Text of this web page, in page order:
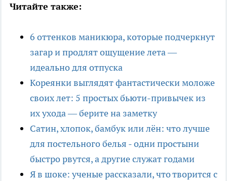
Читайте также:
6 оттенков маникюра, которые подчеркнут
загар и продлят ощущение лета —
идеально для отпуска
Кореянки выглядят фантастически моложе
своих лет: 5 простых бьюти-привычек из
их ухода — берите на заметку
Сатин, хлопок, бамбук или лён: что лучше
для постельного белья - одни простыни
быстро рвутся, а другие служат годами
Я в шоке: ученые рассказали, что творится с